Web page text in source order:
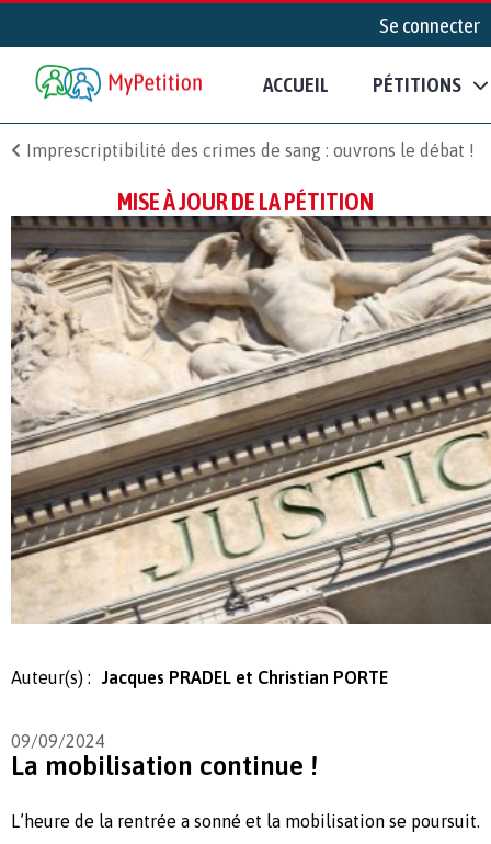
Se connecter
ACCUEIL PÉTITIONS
Imprescriptibilité des crimes de sang : ouvrons le débat !
MISE À JOUR DE LA PÉTITION
Auteur(s) : Jacques PRADEL et Christian PORTE
09/09/2024
La mobilisation continue !
L’heure de la rentrée a sonné et la mobilisation se poursuit.